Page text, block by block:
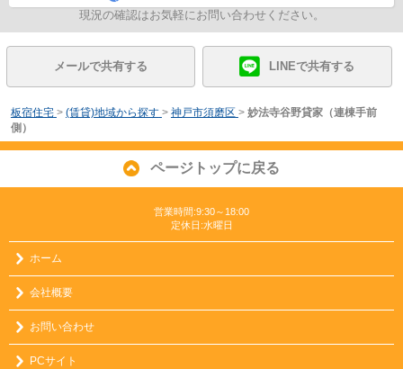
現況の確認はお気軽にお問い合わせください。
メールで共有する LINEで共有する
板宿住宅 > (賃貸)地域から探す > 神戸市須磨区 > 妙法寺谷野貸家（連棟手前
側）
ページトップに戻る
営業時間:9:30～18:00
定休日:水曜日
ホーム
会社概要
お問い合わせ
PCサイト